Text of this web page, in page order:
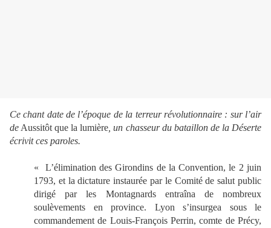
Ce chant date de l’époque de la terreur révolutionnaire : sur l’air
de Aussitôt que la lumière , un chasseur du bataillon de la Déserte
écrivit ces paroles.
« L’élimination des Girondins de la Convention, le 2 juin
1793, et la dictature instaurée par le Comité de salut public
dirigé par les Montagnards entraîna de nombreux
soulèvements en province. Lyon s’insurgea sous le
commandement de Louis-François Perrin, comte de Précy,